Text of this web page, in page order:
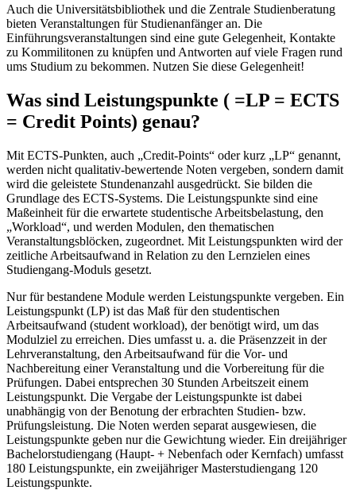
Auch die Universitätsbibliothek und die Zentrale Studienberatung
bieten Veranstaltungen für Studienanfänger an. Die
Einführungsveranstaltungen sind eine gute Gelegenheit, Kontakte
zu Kommilitonen zu knüpfen und Antworten auf viele Fragen rund
ums Studium zu bekommen. Nutzen Sie diese Gelegenheit!
Was sind Leistungspunkte ( =LP = ECTS
= Credit Points) genau?
Mit ECTS-Punkten, auch „Credit-Points“ oder kurz „LP“ genannt,
werden nicht qualitativ-bewertende Noten vergeben, sondern damit
wird die geleistete Stundenanzahl ausgedrückt. Sie bilden die
Grundlage des ECTS-Systems. Die Leistungspunkte sind eine
Maßeinheit für die erwartete studentische Arbeitsbelastung, den
„Workload“, und werden Modulen, den thematischen
Veranstaltungsblöcken, zugeordnet. Mit Leistungspunkten wird der
zeitliche Arbeitsaufwand in Relation zu den Lernzielen eines
Studiengang-Moduls gesetzt.
Nur für bestandene Module werden Leistungspunkte vergeben. Ein
Leistungspunkt (LP) ist das Maß für den studentischen
Arbeitsaufwand (student workload), der benötigt wird, um das
Modulziel zu erreichen. Dies umfasst u. a. die Präsenzzeit in der
Lehrveranstaltung, den Arbeitsaufwand für die Vor- und
Nachbereitung einer Veranstaltung und die Vorbereitung für die
Prüfungen. Dabei entsprechen 30 Stunden Arbeitszeit einem
Leistungspunkt. Die Vergabe der Leistungspunkte ist dabei
unabhängig von der Benotung der erbrachten Studien- bzw.
Prüfungsleistung. Die Noten werden separat ausgewiesen, die
Leistungspunkte geben nur die Gewichtung wieder. Ein dreijähriger
Bachelorstudiengang (Haupt- + Nebenfach oder Kernfach) umfasst
180 Leistungspunkte, ein zweijähriger Masterstudiengang 120
Leistungspunkte.